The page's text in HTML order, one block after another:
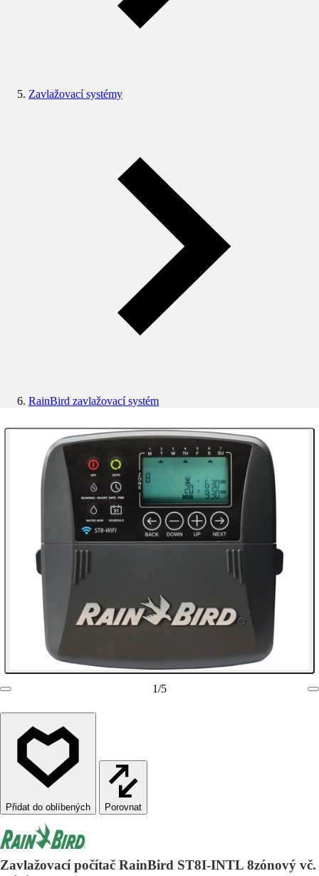
Zavlažovací systémy
RainBird zavlažovací systém
1/5
Porovnat
Zavlažovací počítač RainBird ST8I-INTL 8zónový vč.